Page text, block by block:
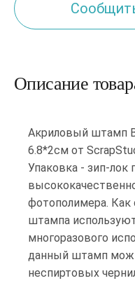
Описание
Акриловый штамп
6.8*2см от
Упаковка - зип-лок
фотополимера. Как
штампа
многоразового
данный штамп
неспиртовых